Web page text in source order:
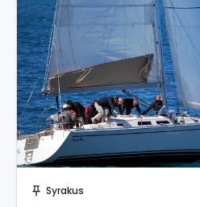
push_pin Syrakus